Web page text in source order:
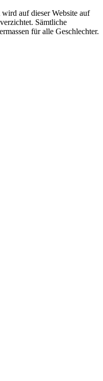
auf dieser Website auf
Sämtliche
für alle Geschlechter.